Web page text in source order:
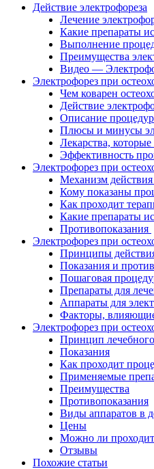
Действие электрофореза
Лечение
Какие препараты
Выполнение
Преимущества
Видео —
Электрофорез при
Чем коварен
Действие
Описание
Плюсы и минусы
Лекарства,
Эффективность
Электрофорез при
Механизм действия
Кому показаны
Как проходит
Какие препараты
Противопоказания
Электрофорез при
Принципы
Показания и
Пошаговая
Препараты для
Аппараты для
Факторы, влияющие
Электрофорез при
Принцип
Показания
Как проходит
Применяемые
Преимущества
Противопоказания
Виды аппаратов в
Цены
Можно ли
Отзывы
Похожие статьи